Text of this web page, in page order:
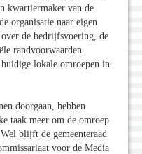
kwartiermaker van de
organisatie naar eigen
de bedrijfsvoering, de
randvoorwaarden.
lokale omroepen in
doorgaan, hebben
taak meer om de omroep
blijft de gemeenteraad
voor de Media